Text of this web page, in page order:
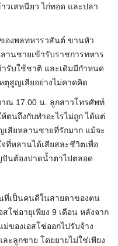
วเสหนียว ไก่ทอด และปลา
องพลทหารวสันต์ ขานหัว
านชายเข้ารับราชการทหาร
รับใช้ชาติ และเดิมมีกำหนด
ตุสูญเสียอย่างไม่คาดคิด
ณ 17.00 น. ลูกสาวโทรศัพท์
ตนถึงกับทำอะไรไม่ถูก ได้แต่
เสียหลานชายที่รักมาก แม้จะ
ที่หลานได้เสียสละชีวิตเพื่อ
นต้องปาดน้ำตาไปตลอด
ที่เป็นคนดีในสายตาของตน
โซ่อายุเพียง 9 เดือน หลังจาก
ของเอสโซ่ออกไปรับจ้าง
ะลูกชาย โดยยายไม่ใช่เพียง